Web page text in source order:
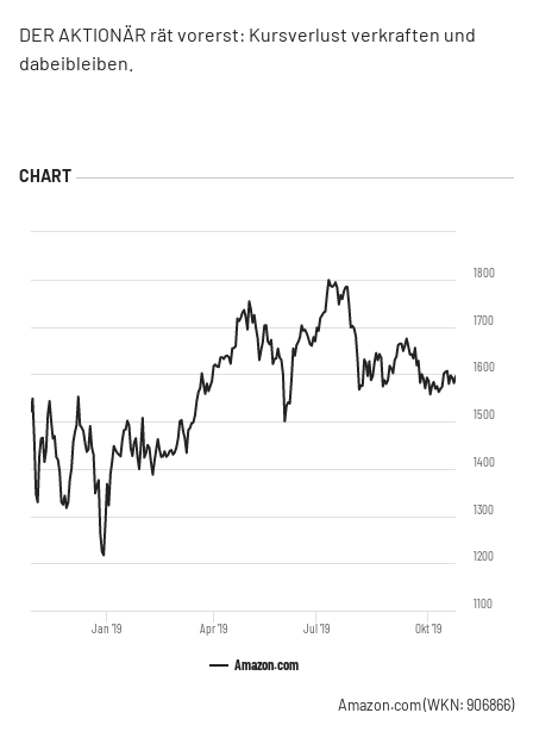
DER AKTIONÄR rät vorerst: Kursverlust verkraften und
dabeibleiben.
Amazon.com
Jan '19 Jul '19
Apr '19 Okt '19
1100
1200
1300
1400
1500
1600
1700
1800
Amazon.com(WKN: 906866)